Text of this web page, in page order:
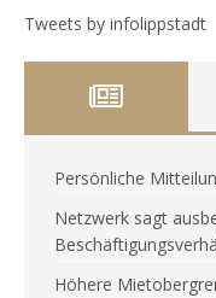
Tweets by infolippstadt
Persönliche
Netzwerk sagt
Höhere